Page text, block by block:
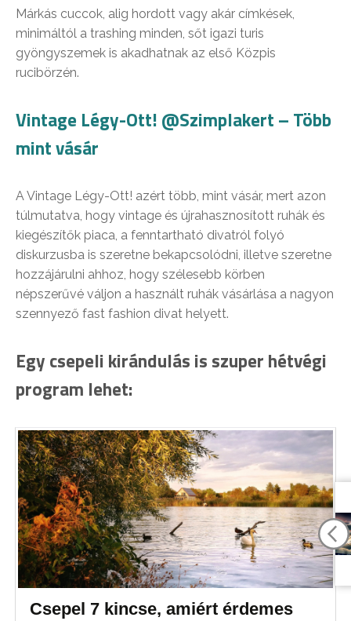
Márkás cuccok, alig hordott vagy akár címkések,
minimáltól a trashing minden, sőt igazi turis
gyöngyszemek is akadhatnak az első Közpis
rucibörzén.
Vintage Légy-Ott! @Szimplakert – Több
mint vásár
A Vintage Légy-Ott! azért több, mint vásár, mert azon
túlmutatva, hogy vintage és újrahasznosított ruhák és
kiegészítők piaca, a fenntartható divatról folyó
diskurzusba is szeretne bekapcsolódni, illetve szeretne
hozzájárulni ahhoz, hogy szélesebb körben
népszerűvé váljon a használt ruhák vásárlása a nagyon
szennyező fast fashion divat helyett.
Egy csepeli kirándulás is szuper hétvégi
program lehet:
Csepel 7 kincse, amiért érdemes